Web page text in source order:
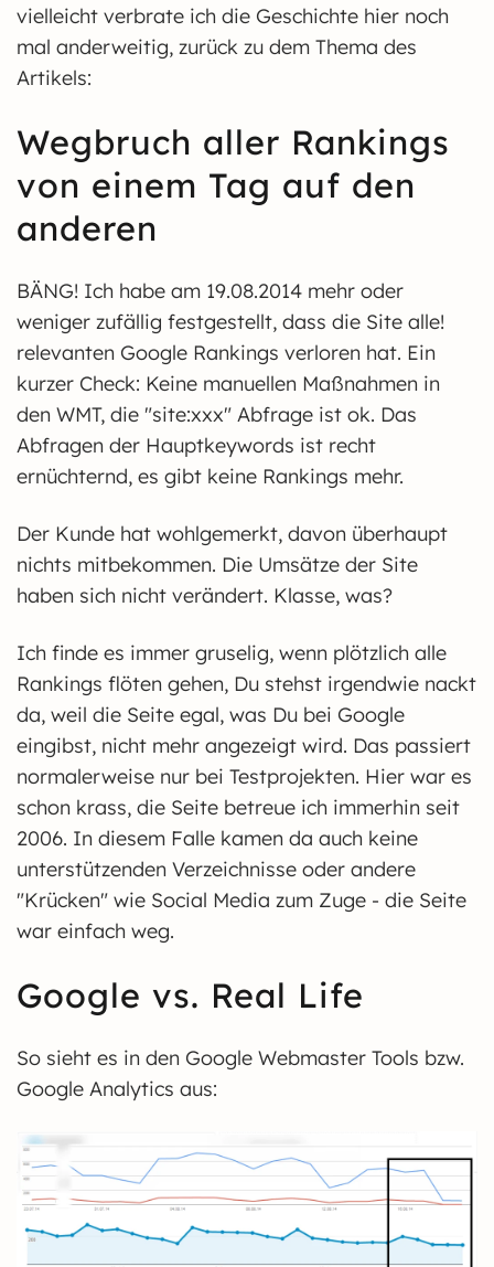
vielleicht verbrate ich die Geschichte hier noch
mal anderweitig, zurück zu dem Thema des
Artikels:
Wegbruch aller Rankings
von einem Tag auf den
anderen
BÄNG! Ich habe am 19.08.2014 mehr oder
weniger zufällig festgestellt, dass die Site alle!
relevanten Google Rankings verloren hat. Ein
kurzer Check: Keine manuellen Maßnahmen in
den WMT, die "site:xxx" Abfrage ist ok. Das
Abfragen der Hauptkeywords ist recht
ernüchternd, es gibt keine Rankings mehr.
Der Kunde hat wohlgemerkt, davon überhaupt
nichts mitbekommen. Die Umsätze der Site
haben sich nicht verändert. Klasse, was?
Ich finde es immer gruselig, wenn plötzlich alle
Rankings flöten gehen, Du stehst irgendwie nackt
da, weil die Seite egal, was Du bei Google
eingibst, nicht mehr angezeigt wird. Das passiert
normalerweise nur bei Testprojekten. Hier war es
schon krass, die Seite betreue ich immerhin seit
2006. In diesem Falle kamen da auch keine
unterstützenden Verzeichnisse oder andere
"Krücken" wie Social Media zum Zuge - die Seite
war einfach weg.
Google vs. Real Life
So sieht es in den Google Webmaster Tools bzw.
Google Analytics aus: